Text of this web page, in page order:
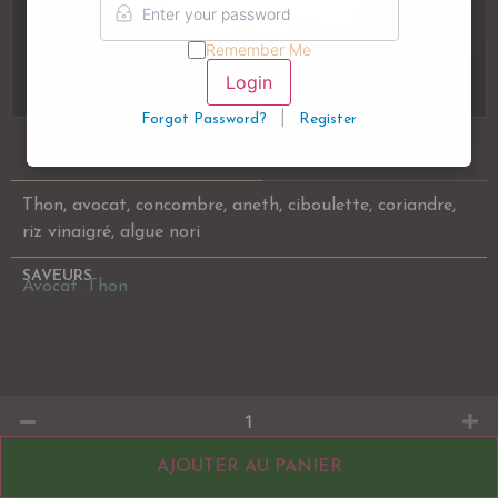
AJOUTER AU PANIER
Thon, avocat, concombre, aneth, ciboulette, coriandre,
riz vinaigré, algue nori
SAVEURS
Avocat Thon
© Atelier Sushi 2026
Remember Me
Login
Forgot Password? Register